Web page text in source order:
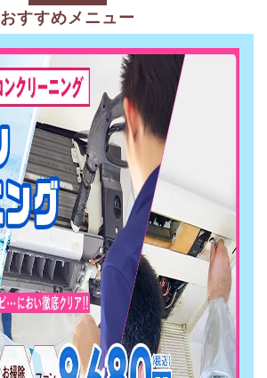
おすすめメニュー